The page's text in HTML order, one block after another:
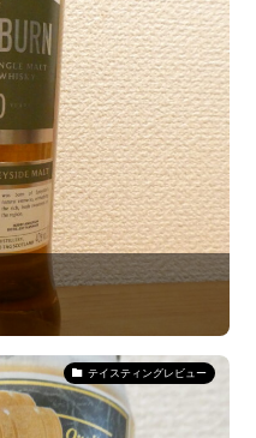
テイスティングレビュー